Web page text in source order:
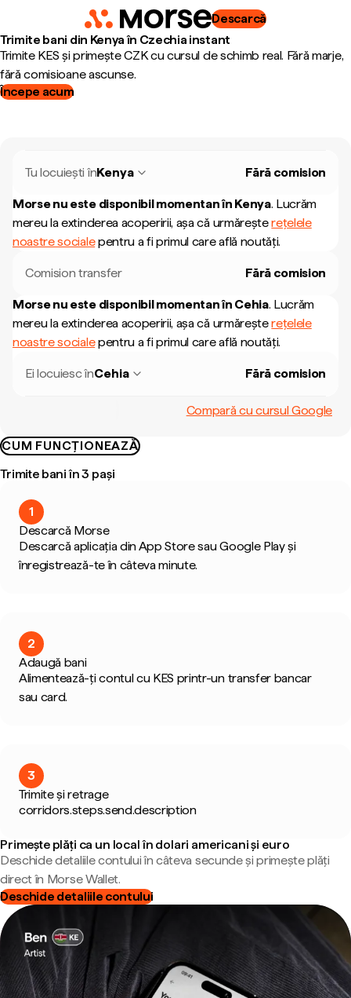
Descarcă
Trimite bani din Kenya în Czechia instant
Trimite KES și primește CZK cu cursul de schimb real. Fără marje,
fără comisioane ascunse.
Începe acum
Tu locuiești înKenya Fără comision
Morse nu este disponibil momentan în Kenya. Lucrăm
mereu la extinderea acoperirii, așa că urmăreșterețelele
noastre socialepentru a fi primul care află noutăți.
Comision transfer Fără comision
Morse nu este disponibil momentan în Cehia. Lucrăm
mereu la extinderea acoperirii, așa că urmăreșterețelele
noastre socialepentru a fi primul care află noutăți.
Ei locuiesc înCehia Fără comision
Compară cu cursul Google
CUM FUNCȚIONEAZĂ
Trimite bani în 3 pași
1
Descarcă Morse
Descarcă aplicația din App Store sau Google Play și
înregistrează-te în câteva minute.
2
Adaugă bani
Alimentează-ți contul cu KES printr-un transfer bancar
sau card.
3
Trimite și retrage
corridors.steps.send.description
Primește plăți ca un local în dolari americani și euro
Deschide detaliile contului în câteva secunde și primește plăți
direct în Morse Wallet.
Deschide detaliile contului